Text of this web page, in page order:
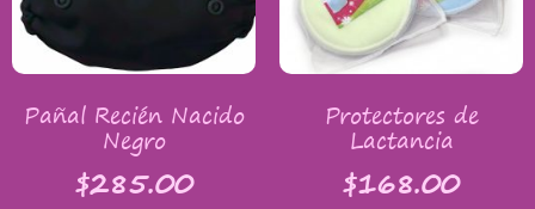
Pañal Recién Nacido
Negro
$285.00
Protectores de
Lactancia
$168.00